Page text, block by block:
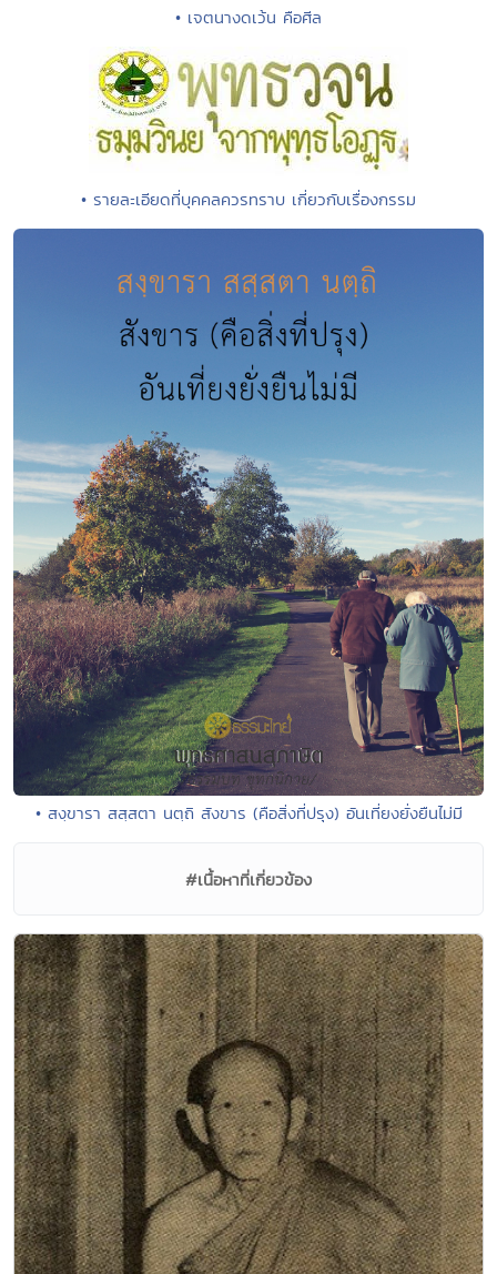
• เจตนางดเว้น คือศีล
• รายละเอียดที่บุคคลควรทราบ เกี่ยวกับเรื่องกรรม
• สงฺขารา สสฺสตา นตฺถิ สังขาร (คือสิ่งที่ปรุง) อันเที่ยงยั่งยืนไม่มี
#เนื้อหาที่เกี่ยวข้อง